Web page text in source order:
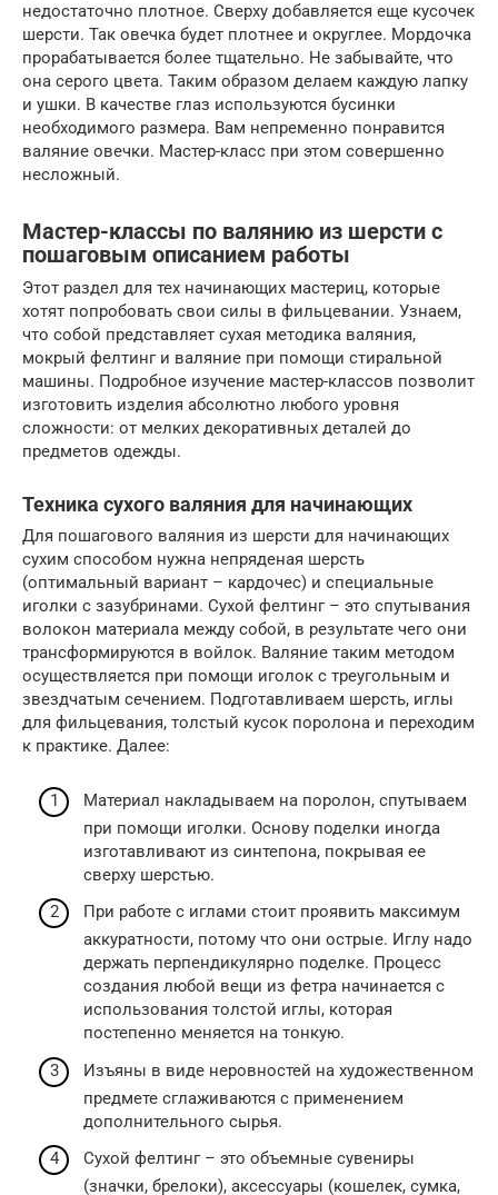
недостаточно плотное. Сверху добавляется еще кусочек
шерсти. Так овечка будет плотнее и округлее. Мордочка
прорабатывается более тщательно. Не забывайте, что
она серого цвета. Таким образом делаем каждую лапку
и ушки. В качестве глаз используются бусинки
необходимого размера. Вам непременно понравится
валяние овечки. Мастер-класс при этом совершенно
несложный.
Мастер-классы по валянию из шерсти с
пошаговым описанием работы
Этот раздел для тех начинающих мастериц, которые
хотят попробовать свои силы в фильцевании. Узнаем,
что собой представляет сухая методика валяния,
мокрый фелтинг и валяние при помощи стиральной
машины. Подробное изучение мастер-классов позволит
изготовить изделия абсолютно любого уровня
сложности: от мелких декоративных деталей до
предметов одежды.
Техника сухого валяния для начинающих
Для пошагового валяния из шерсти для начинающих
сухим способом нужна непряденая шерсть
(оптимальный вариант – кардочес) и специальные
иголки с зазубринами. Сухой фелтинг – это спутывания
волокон материала между собой, в результате чего они
трансформируются в войлок. Валяние таким методом
осуществляется при помощи иголок с треугольным и
звездчатым сечением. Подготавливаем шерсть, иглы
для фильцевания, толстый кусок поролона и переходим
к практике. Далее:
Материал накладываем на поролон, спутываем
при помощи иголки. Основу поделки иногда
изготавливают из синтепона, покрывая ее
сверху шерстью.
При работе с иглами стоит проявить максимум
аккуратности, потому что они острые. Иглу надо
держать перпендикулярно поделке. Процесс
создания любой вещи из фетра начинается с
использования толстой иглы, которая
постепенно меняется на тонкую.
Изъяны в виде неровностей на художественном
предмете сглаживаются с применением
дополнительного сырья.
Сухой фелтинг – это объемные сувениры
(значки, брелоки), аксессуары (кошелек, сумка,